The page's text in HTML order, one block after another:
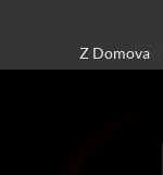
content
Z Domova